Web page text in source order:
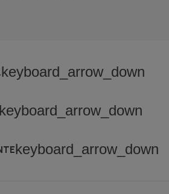
keyboard_arrow_down
keyboard_arrow_down
keyboard_arrow_down